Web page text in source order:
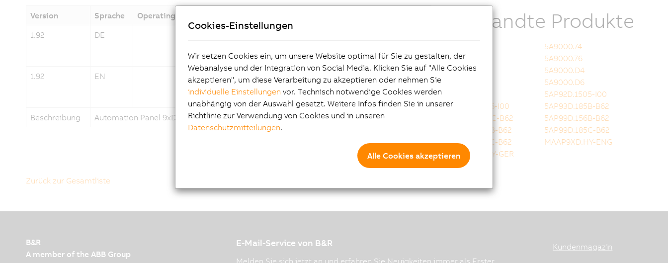
Version Sprache Operating System
1.92
DE
df
1.92
EN 05.09.2022 4 MB PDF
Automation_Panel_9xD_-
_Hygienic_design_V1.92.
Beschreibung
Automation Panel 9xD - Hygienedesign Anwenderhandbuch
Verwandte Produkte
5A9000.74
5A9000.75
5A9000.76
5A9000.D3
5A9000.D4
5A9000.D6
5AP92D.1505-I00
5AP92D.1906-I00
5AP93D.185B-B62
5AP93D.240C-B62
5AP99D.156B-B62
5AP99D.185B-B62
5AP99D.185C-B62
5AP99D.215C-B62
MAAP9XD.HY-ENG
MAAP9XD.HY-GER
Zurück zur Gesamtliste
B&R
A member of the ABB Group
E-Mail-Service von B&R
Melden Sie sich jetzt an und erfahren Sie Neuigkeiten immer als Erster.
Kundenmagazin
Cookies-Einstellungen
Wir setzen Cookies ein, um unsere Website optimal für Sie zu gestalten, der
Webanalyse und der Integration von Social Media. Klicken Sie auf "Alle Cookies
akzeptieren", um diese Verarbeitung zu akzeptieren oder nehmen Sie
individuelle Einstellungen vor. Technisch notwendige Cookies werden
unabhängig von der Auswahl gesetzt. Weitere Infos finden Sie in unserer
Richtlinie zur Verwendung von Cookies und in unseren
Datenschutzmitteilungen.
Alle Cookies akzeptieren